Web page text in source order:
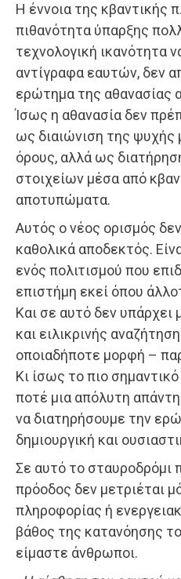
Η έννοια της κβαντικής
πιθανότητα ύπαρξης
τεχνολογική ικανότητα
αντίγραφα εαυτών, δεν
ερώτημα της αθανασίας
Ίσως η αθανασία δεν
ως διαιώνιση της ψυχής
όρους, αλλά ως
στοιχείων μέσα από
αποτυπώματα.
Αυτός ο νέος ορισμός
καθολικά αποδεκτός.
ενός πολιτισμού που
επιστήμη εκεί όπου
Και σε αυτό δεν υπάρχει
και ειλικρινής
οποιαδήποτε μορφή –
Κι ίσως το πιο
ποτέ μια απόλυτη
να διατηρήσουμε την
δημιουργική και
Σε αυτό το σταυροδρόμι
πρόοδος δεν μετριέται
πληροφορίας ή
βάθος της κατανόησης
είμαστε άνθρωποι.